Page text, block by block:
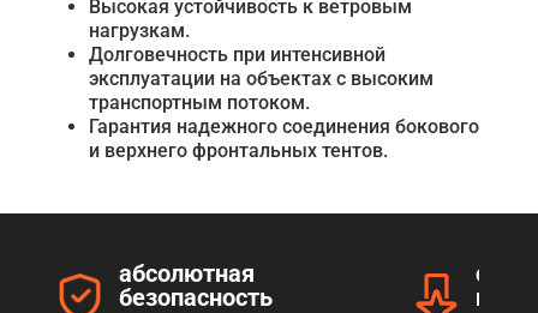
Высокая устойчивость к ветровым
нагрузкам.
Долговечность при интенсивной
эксплуатации на объектах с высоким
транспортным потоком.
Гарантия надежного соединения бокового
и верхнего фронтальных тентов.
абсолютная
безопасность